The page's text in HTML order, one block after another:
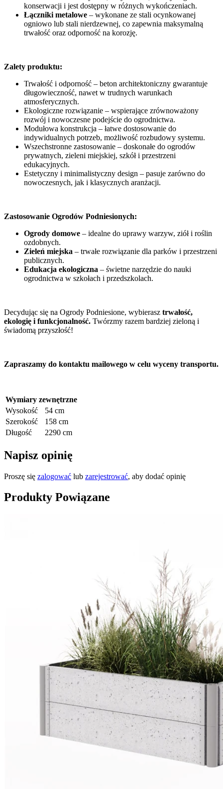
konserwacji i jest dostępny w różnych wykończeniach.
Łączniki metalowe – wykonane ze stali ocynkowanej
ogniowo lub stali nierdzewnej, co zapewnia maksymalną
trwałość oraz odporność na korozję.
Zalety produktu:
Trwałość i odporność – beton architektoniczny gwarantuje
długowieczność, nawet w trudnych warunkach
atmosferycznych.
Ekologiczne rozwiązanie – wspierające zrównoważony
rozwój i nowoczesne podejście do ogrodnictwa.
Modułowa konstrukcja – łatwe dostosowanie do
indywidualnych potrzeb, możliwość rozbudowy systemu.
Wszechstronne zastosowanie – doskonałe do ogrodów
prywatnych, zieleni miejskiej, szkół i przestrzeni
edukacyjnych.
Estetyczny i minimalistyczny design – pasuje zarówno do
nowoczesnych, jak i klasycznych aranżacji.
Zastosowanie Ogrodów Podniesionych:
Ogrody domowe – idealne do uprawy warzyw, ziół i roślin
ozdobnych.
Zieleń miejska – trwałe rozwiązanie dla parków i przestrzeni
publicznych.
Edukacja ekologiczna – świetne narzędzie do nauki
ogrodnictwa w szkołach i przedszkolach.
Decydując się na Ogrody Podniesione, wybierasz trwałość,
ekologię i funkcjonalność. Twórzmy razem bardziej zieloną i
świadomą przyszłość!
Zapraszamy do kontaktu mailowego w celu wyceny transportu.
Wymiary zewnętrzne
Wysokość
54 cm
Szerokość
158 cm
Długość
2290 cm
Napisz opinię
Proszę się zalogować lub zarejestrować, aby dodać opinię
Produkty Powiązane